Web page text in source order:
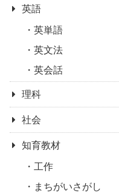
英語
英単語
英文法
英会話
理科
社会
知育教材
工作
まちがいさがし